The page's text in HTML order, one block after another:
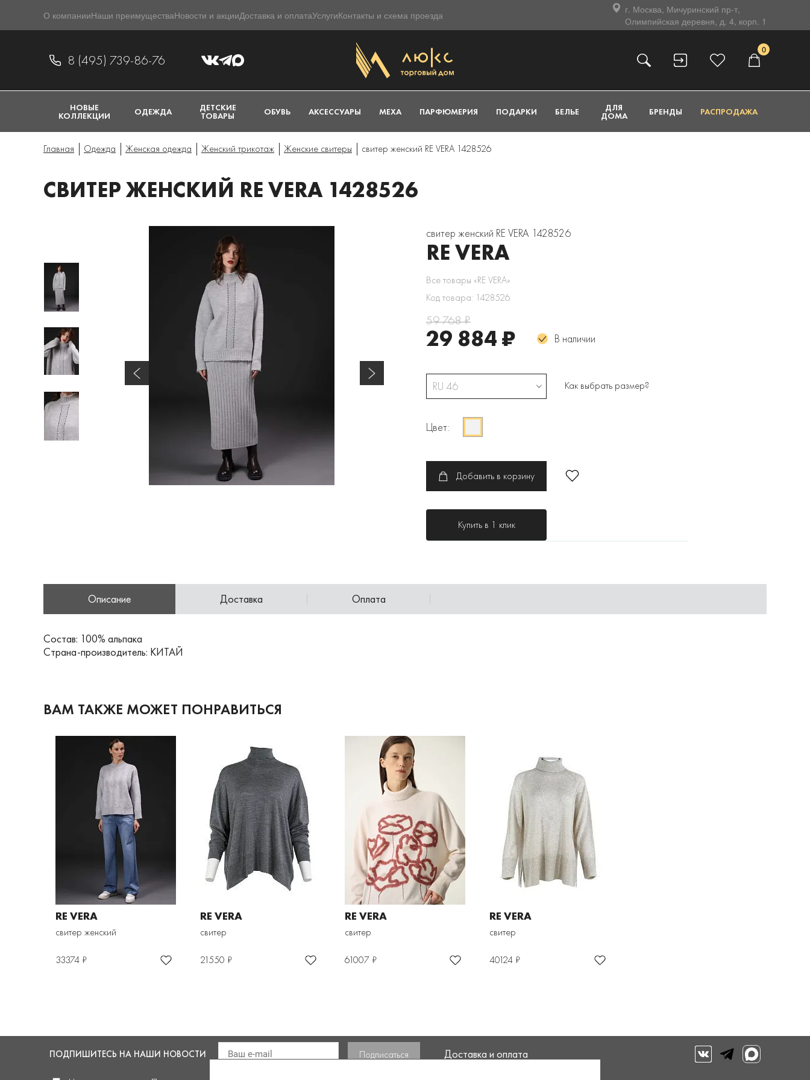
О компанииНаши преимуществаНовости и акцииДоставка и оплатаУслугиКонтакты и схема проезда
г. Москва, Мичуринский пр-т,
Олимпийская деревня, д. 4, корп. 1
8 (495) 739-86-76
0
НОВЫЕ
КОЛЛЕКЦИИ ОДЕЖДА ДЕТСКИЕ
ТОВАРЫ ОБУВЬ АКСЕССУАРЫ МЕХА ПАРФЮМЕРИЯ ПОДАРКИ БЕЛЬЕ ДЛЯ
ДОМА БРЕНДЫ РАСПРОДАЖА
Главная Одежда Женская одежда Женский трикотаж Женские свитеры свитер женский RE VERA 1428526
СВИТЕР ЖЕНСКИЙ RE VERA 1428526
свитер женский RE VERA 1428526
RE VERA
Все товары «RE VERA»
Код товара: 1428526
59 768 ₽
29 884 ₽ В наличии
RU 46 Как выбрать размер?
Цвет:
Добавить в корзину
Купить в 1 клик
Описание Доставка Оплата
Состав: 100% альпака
Страна-производитель: КИТАЙ
ВАМ ТАКЖЕ МОЖЕТ ПОНРАВИТЬСЯ
RE VERA
свитер женский
33374 ₽
RE VERA
свитер
21550 ₽
RE VERA
свитер
61007 ₽
RE VERA
свитер
40124 ₽
ПОДПИШИТЕСЬ НА НАШИ НОВОСТИ Доставка и оплата